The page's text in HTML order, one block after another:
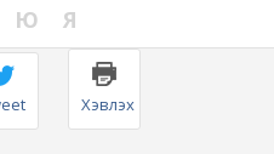
Ю Я
Хэвлэх